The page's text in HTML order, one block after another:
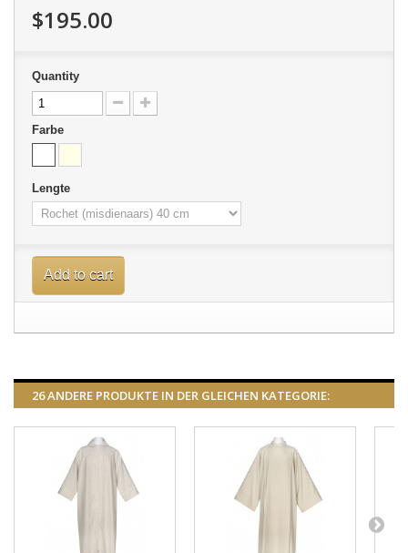
$195.00
Quantity
Farbe
Lengte
Add to cart
26 ANDERE PRODUKTE IN DER GLEICHEN KATEGORIE: